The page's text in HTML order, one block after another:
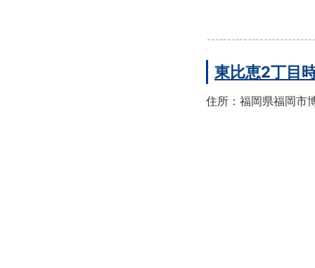
東比恵2丁目
住所：福岡県福岡市